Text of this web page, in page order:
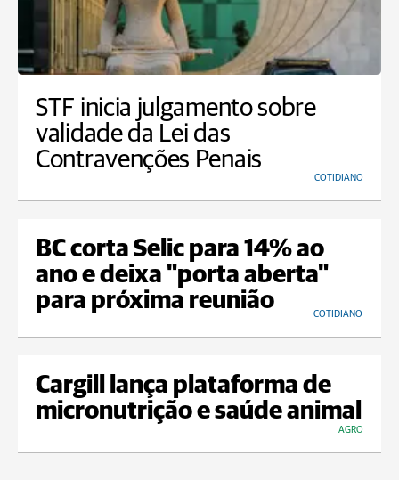
STF inicia julgamento sobre
validade da Lei das
Contravenções Penais
COTIDIANO
BC corta Selic para 14% ao
ano e deixa "porta aberta"
para próxima reunião
COTIDIANO
Cargill lança plataforma de
micronutrição e saúde animal
AGRO